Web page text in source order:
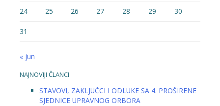
24 25 26 27 28 29 30
31
« jun
NAJNOVIJI ČLANCI
STAVOVI, ZAKLJUČCI I ODLUKE SA 4. PROŠIRENE
SJEDNICE UPRAVNOG ORBORA